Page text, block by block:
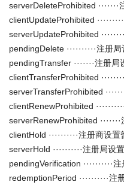
serverDeleteProhibited
clientUpdateProhibited
serverUpdateProhibited
pendingDelete ··········注册
pendingTransfer ·······注册
clientTransferProhibited
serverTransferProhibited
clientRenewProhibited
serverRenewProhibited
clientHold ··········注册商设
serverHold ··········注册局设
pendingVerification ··········
redemptionPeriod ··········